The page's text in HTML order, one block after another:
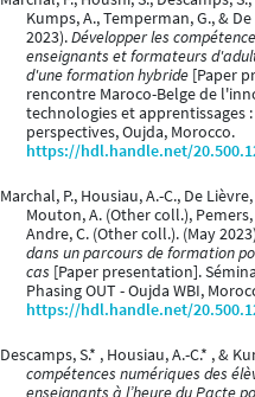
Kumps, A., Temperman, G., &
2023).Développer les
enseignants et formateurs
d'une formation hybride [Paper
rencontre Maroco-Belge de
technologies et apprentissages
perspectives, Oujda, Morocco.
https://hdl.handle.net/
Marchal, P., Housiau, A.-C., De
Mouton, A. (Other coll.),
Andre, C. (Other coll.). (May
dans un parcours de formation
cas [Paper presentation].
Phasing OUT - Oujda WBI,
https://hdl.handle.net/
Descamps, S.* , Housiau, A.-C.* , &
compétences numériques des
enseignants à l’heure du Pacte